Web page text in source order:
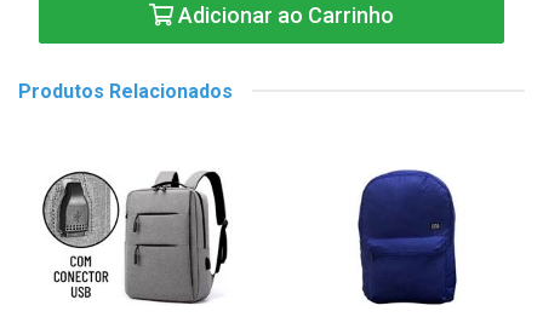
Adicionar ao Carrinho
Produtos Relacionados